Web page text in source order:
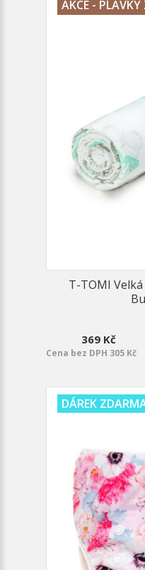
AKCE -
T-TOMI
369 Kč
Cena bez DPH 305 Kč
DÁREK